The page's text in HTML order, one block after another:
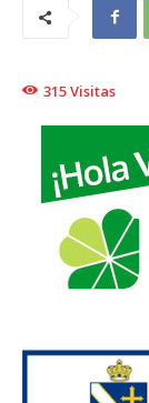
315Visitas